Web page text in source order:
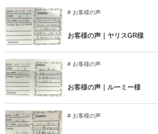
お客様の声
お客様の声｜ヤリスGR様
お客様の声
お客様の声｜ルーミー様
お客様の声